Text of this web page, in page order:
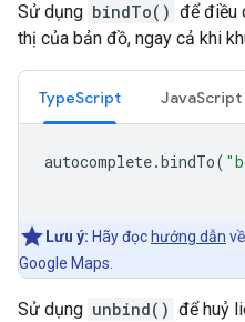
Sử dụng bindTo() để điều
thị của bản đồ, ngay cả khi
TypeScript JavaScript
autocomplete.bindTo(
Lưu ý: Hãy đọc hướng dẫn
Google Maps.
Sử dụng unbind() để huỷ